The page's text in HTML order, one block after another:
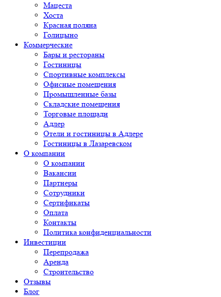
Мацеста
Хоста
Красная поляна
Голицыно
Коммерческие
Бары и рестораны
Гостиницы
Спортивные комплексы
Офисные помещения
Промышленные базы
Складские помещения
Торговые площади
Адлер
Отели и гостиницы в Адлере
Гостиницы в Лазаревском
О компании
О компании
Вакансии
Партнеры
Сотрудники
Сертификаты
Оплата
Контакты
Политика конфиденциальности
Инвестиции
Перепродажа
Аренда
Строительство
Отзывы
Блог